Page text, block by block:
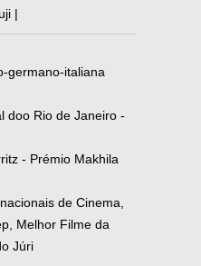
|
germano-italiana
doo Rio de Janeiro -
- Prémio Makhila
de Cinema,
Melhor Filme da
Júri